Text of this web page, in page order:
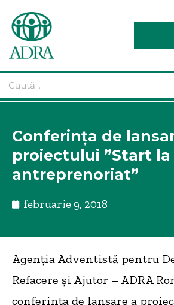
Conferința de
proiectului ”Start la
antreprenoriat”
februarie 9, 2018
Agenţia Adventistă pentru
Refacere şi Ajutor – ADRA
conferinţa de lansare a